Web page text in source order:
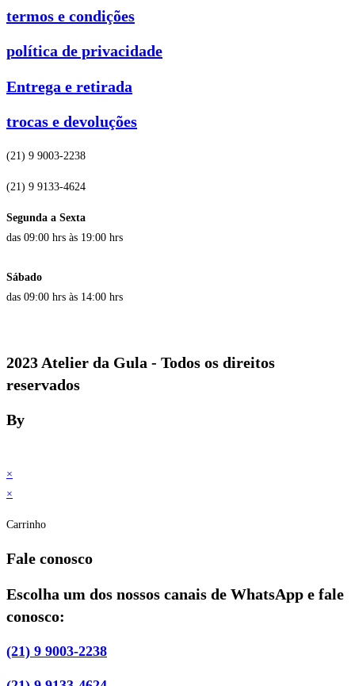
termos e condições
política de privacidade
Entrega e retirada
trocas e devoluções
(21) 9 9003-2238
(21) 9 9133-4624
Segunda a Sexta
das 09:00 hrs às 19:00 hrs
Sábado
das 09:00 hrs às 14:00 hrs
2023 Atelier da Gula - Todos os direitos
reservados
By
×
×
Carrinho
Fale conosco
Escolha um dos nossos canais de WhatsApp e fale
conosco:
(21) 9 9003-2238